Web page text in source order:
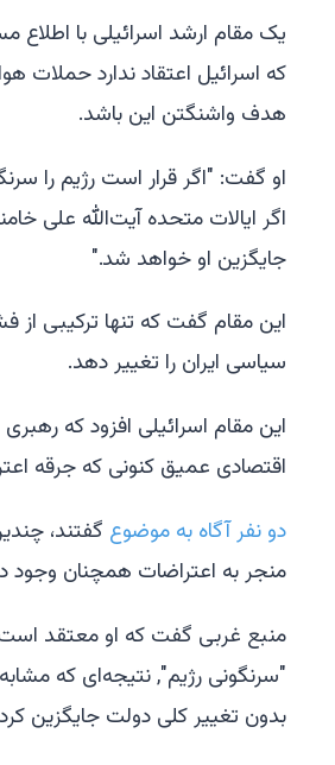
یک مقام ارشد اسرائیلی با اطلاع
که اسرائیل اعتقاد ندارد حملات
هدف واشنگتن این باشد.
او گفت: "اگر قرار است رژیم را
اگر ایالات متحده آیت‌الله علی
جایگزین او خواهد شد."
این مقام گفت که تنها ترکیبی از
سیاسی ایران را تغییر دهد.
این مقام اسرائیلی افزود که
اقتصادی عمیق کنونی که جرقه
دو نفر آگاه به موضوع گفتند،
منجر به اعتراضات همچنان وجود
منبع غربی گفت که او معتقد
"سرنگونی رژیم", نتیجه‌ای که
بدون تغییر کلی دولت جایگزین